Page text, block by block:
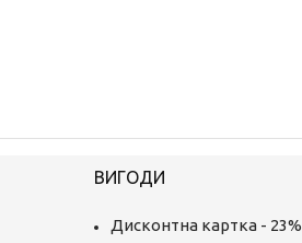
ВИГОДИ
Дисконтна картка - 23%